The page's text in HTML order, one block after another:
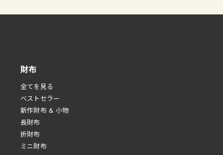
財布
全てを見る
べストセラー
新作財布 & 小物
長財布
折財布
ミニ財布